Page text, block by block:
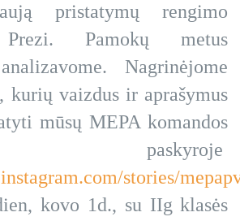
pristatymų rengimo
Prezi. Pamokų metus
Nagrinėjome
kurių vaizdus ir aprašymus
mūsų MEPA komandos
paskyroje
stories/
kovo 1d., su IIg klasės